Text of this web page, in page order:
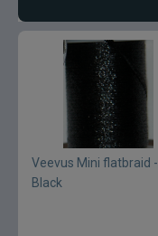
Veevus Mini flatbraid -
Black